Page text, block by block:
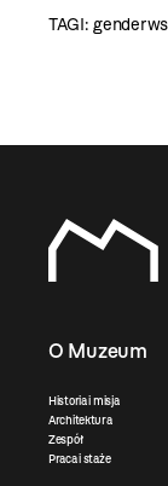
TAGI:
O Muzeum
Historia i misja
Architektura
Zespół
Praca i staże